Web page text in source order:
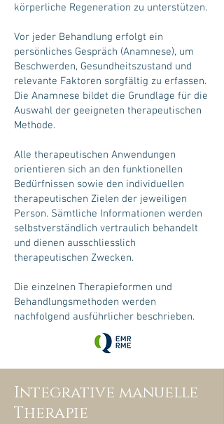
körperliche Regeneration zu unterstützen.
Vor jeder Behandlung erfolgt ein
persönliches Gespräch (Anamnese), um
Beschwerden, Gesundheitszustand und
relevante Faktoren sorgfältig zu erfassen.
Die Anamnese bildet die Grundlage für die
Auswahl der geeigneten therapeutischen
Methode.
Alle therapeutischen Anwendungen
orientieren sich an den funktionellen
Bedürfnissen sowie den individuellen
therapeutischen Zielen der jeweiligen
Person. Sämtliche Informationen werden
selbstverständlich vertraulich behandelt
und dienen ausschliesslich
therapeutischen Zwecken.
Die einzelnen Therapieformen und
Behandlungsmethoden werden
nachfolgend ausführlicher beschrieben.
Integrative manuelle
Therapie